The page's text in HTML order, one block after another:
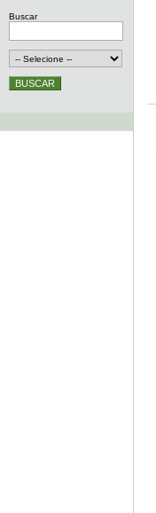
Buscar